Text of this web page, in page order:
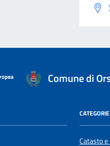
Comune di
Catasto